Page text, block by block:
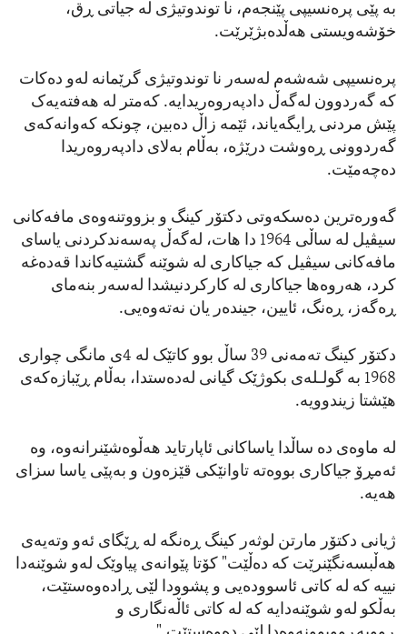
بە پێی پرەنسیپی پێنجەم، نا توندوتیژی لە جیاتی ڕق،
خۆشەویستی هەڵدەبژێرێت.
پرەنسیپی شەشەم لەسەر نا توندوتیژی گرێمانە لەو دەکات
کە گەردوون لەگەڵ دادپەروەریدایە. کەمتر لە هەفتەیەک
پێش مردنی ڕایگەیاند، ئێمە زاڵ دەبین، چونکە کەوانەکەی
گەردوونی ڕەوشت درێژە، بەڵام بەلای دادپەروەریدا
دەچەمێت.
گەورەترین دەسکەوتی دکتۆر کینگ و بزووتنەوەی مافەکانی
سیڤیل لە ساڵی 1964 دا هات، لەگەڵ پەسەندکردنی یاسای
مافەکانی سیڤیل کە جیاکاری لە شوێنە گشتیەکاندا قەدەغە
کرد، هەروەها جیاکاری لە کارکردنیشدا لەسەر بنەمای
ڕەگەز، ڕەنگ، ئایین، جیندەر یان نەتەوەیی.
دکتۆر کینگ تەمەنی 39 ساڵ بوو کاتێک لە 4ی مانگی چواری
1968 بە گولـلەی بکوژێک گیانی لەدەستدا، بەڵام ڕێبازەکەی
هێشتا زیندوویە.
لە ماوەی دە ساڵدا یاساکانی ئاپارتاید هەڵوەشێنرانەوە، وە
ئەمڕۆ جیاکاری بووەتە تاوانێکی قێزەون و بەپێی یاسا سزای
هەیە.
ژیانی دکتۆر مارتن لوثەر کینگ ڕەنگە لە ڕێگای ئەو وتەیەی
هەڵبسەنگێنرێت کە دەڵێت" کۆتا پێوانەی پیاوێک لەو شوێنەدا
نییە کە لە کاتی ئاسوودەیی و پشوودا لێی ڕادەوەستێت،
بەڵکو لەو شوێنەدایە کە لە کاتی ئاڵەنگاری و